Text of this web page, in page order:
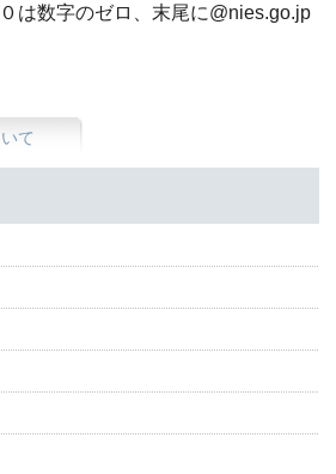
は数字のゼロ、末尾に@nies.go.jp
て